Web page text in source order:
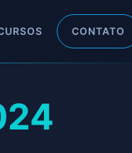
CONTATO